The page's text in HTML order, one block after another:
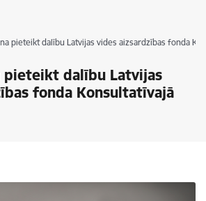
pieteikt dalību Latvijas vides aizsardzības fonda
pieteikt dalību Latvijas
fonda Konsultatīvajā